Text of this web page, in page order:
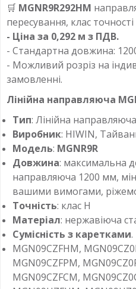
🛒 MGNR9R292HM
пересування, клас точності
- Ціна за 0,292 м з ПДВ.
- Стандартна довжина:
- Можливий розріз на
замовленні.
Лінійна направляюча
Тип: Лінійна направляюча
Виробник: HIWIN,
Модель: MGNR9R
Довжина: максимальна
направляюча 1200 мм,
вашими вимогами,
Точність: клас H
Матеріал: нержавіюча
Сумісність з каретками.
MGN09CZFHM,
MGN09CZFPM,
MGN09CZFCM,